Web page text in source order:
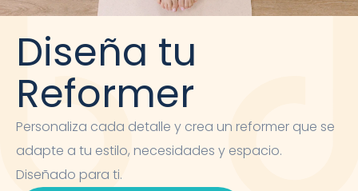
Diseña tu
Reformer
Personaliza cada detalle y crea un reformer que se
adapte a tu estilo, necesidades y espacio.
Diseñado para ti.